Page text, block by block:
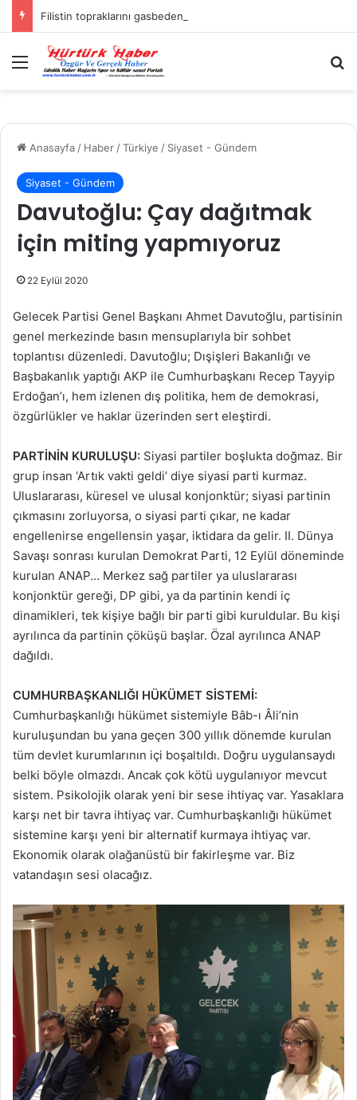
Menü
Anasayfa / Haber /Türkiye / Siyaset - Gündem
Siyaset - Gündem
Davutoğlu: Çay dağıtmak
için miting yapmıyoruz
22 Eylül 2020
Gelecek Partisi Genel Başkanı Ahmet Davutoğlu, partisinin
genel merkezinde basın mensuplarıyla bir sohbet
toplantısı düzenledi. Davutoğlu; Dışişleri Bakanlığı ve
Başbakanlık yaptığı AKP ile Cumhurbaşkanı Recep Tayyip
Erdoğan’ı, hem izlenen dış politika, hem de demokrasi,
özgürlükler ve haklar üzerinden sert eleştirdi.
PARTİNİN KURULUŞU: Siyasi partiler boşlukta doğmaz. Bir
grup insan ‘Artık vakti geldi’ diye siyasi parti kurmaz.
Uluslararası, küresel ve ulusal konjonktür; siyasi partinin
çıkmasını zorluyorsa, o siyasi parti çıkar, ne kadar
engellenirse engellensin yaşar, iktidara da gelir. II. Dünya
Savaşı sonrası kurulan Demokrat Parti, 12 Eylül döneminde
kurulan ANAP… Merkez sağ partiler ya uluslararası
konjonktür gereği, DP gibi, ya da partinin kendi iç
dinamikleri, tek kişiye bağlı bir parti gibi kuruldular. Bu kişi
ayrılınca da partinin çöküşü başlar. Özal ayrılınca ANAP
dağıldı.
CUMHURBAŞKANLIĞI HÜKÜMET SİSTEMİ:
Cumhurbaşkanlığı hükümet sistemiyle Bâb-ı Âli’nin
kuruluşundan bu yana geçen 300 yıllık dönemde kurulan
tüm devlet kurumlarının içi boşaltıldı. Doğru uygulansaydı
belki böyle olmazdı. Ancak çok kötü uygulanıyor mevcut
sistem. Psikolojik olarak yeni bir sese ihtiyaç var. Yasaklara
karşı net bir tavra ihtiyaç var. Cumhurbaşkanlığı hükümet
sistemine karşı yeni bir alternatif kurmaya ihtiyaç var.
Ekonomik olarak olağanüstü bir fakirleşme var. Biz
vatandaşın sesi olacağız.